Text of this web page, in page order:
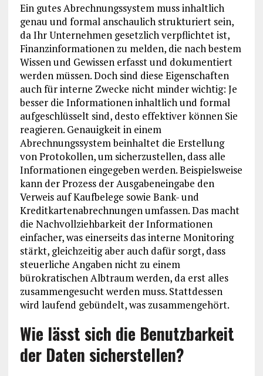
Ein gutes Abrechnungssystem muss inhaltlich
genau und formal anschaulich strukturiert sein,
da Ihr Unternehmen gesetzlich verpflichtet ist,
Finanzinformationen zu melden, die nach bestem
Wissen und Gewissen erfasst und dokumentiert
werden müssen. Doch sind diese Eigenschaften
auch für interne Zwecke nicht minder wichtig: Je
besser die Informationen inhaltlich und formal
aufgeschlüsselt sind, desto effektiver können Sie
reagieren. Genauigkeit in einem
Abrechnungssystem beinhaltet die Erstellung
von Protokollen, um sicherzustellen, dass alle
Informationen eingegeben werden. Beispielsweise
kann der Prozess der Ausgabeneingabe den
Verweis auf Kaufbelege sowie Bank- und
Kreditkartenabrechnungen umfassen. Das macht
die Nachvollziehbarkeit der Informationen
einfacher, was einerseits das interne Monitoring
stärkt, gleichzeitig aber auch dafür sorgt, dass
steuerliche Angaben nicht zu einem
bürokratischen Albtraum werden, da erst alles
zusammengesucht werden muss. Stattdessen
wird laufend gebündelt, was zusammengehört.
Wie lässt sich die Benutzbarkeit
der Daten sicherstellen?